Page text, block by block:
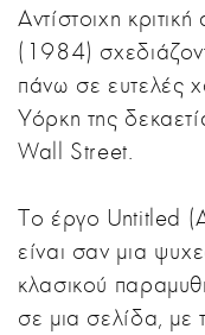
Αντίστοιχη
(1984)
πάνω σε ευτελές
Υόρκη της
Wall Street.
Tο έργο Untitled
είναι σαν μια
κλασικού
σε μια σελίδα, με